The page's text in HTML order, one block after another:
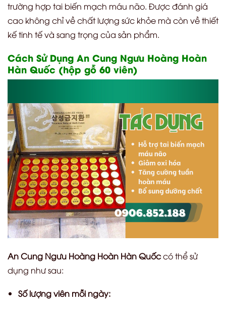
trường hợp tai biến mạch máu não. Được đánh giá
cao không chỉ về chất lượng sức khỏe mà còn về thiết
kế tinh tế và sang trọng của sản phẩm.
Cách Sử Dụng An Cung Ngưu Hoàng Hoàn
Hàn Quốc (hộp gỗ 60 viên)
An Cung Ngưu Hoàng Hoàn Hàn Quốccó thể sử
dụng như sau:
Số lượng viên mỗi ngày: